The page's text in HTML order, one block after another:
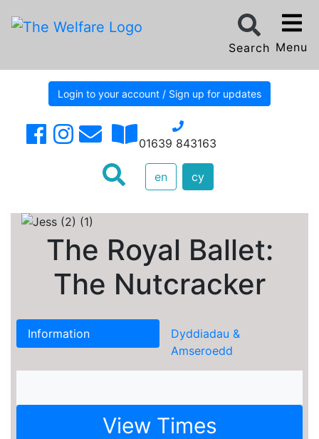
Search Menu
Login to your account / Sign up for updates
01639 843163
en cy
The Royal Ballet:
The Nutcracker
Information
Dyddiadau &
Amseroedd
View Times